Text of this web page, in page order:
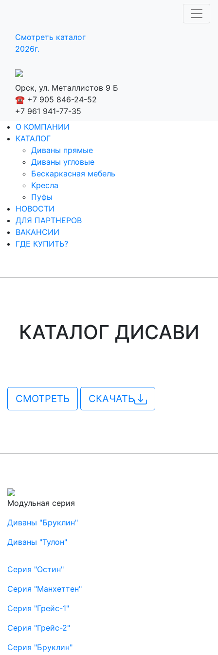
Смотреть каталог
2026г.
Орск, ул. Металлистов 9 Б
☎️ +7 905 846-24-52
+7 961 941-77-35
О КОМПАНИИ
КАТАЛОГ
Диваны прямые
Диваны угловые
Бескаркасная мебель
Кресла
Пуфы
НОВОСТИ
ДЛЯ ПАРТНЕРОВ
ВАКАНСИИ
ГДЕ КУПИТЬ?
КАТАЛОГ ДИСАВИ
СМОТРЕТЬ СКАЧАТЬ
Модульная серия
Диваны "Бруклин"
Диваны "Тулон"
Серия "Остин"
Серия "Манхеттен"
Серия "Грейс-1"
Серия "Грейс-2"
Серия "Бруклин"